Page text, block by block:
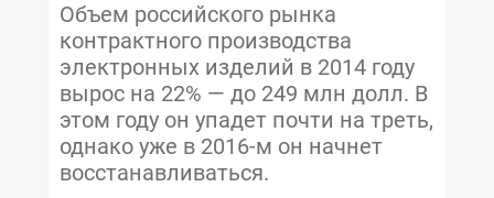
Объем российского рынка
контрактного производства
электронных изделий в 2014 году
вырос на 22% — до 249 млн долл. В
этом году он упадет почти на треть,
однако уже в 2016-м он начнет
восстанавливаться.